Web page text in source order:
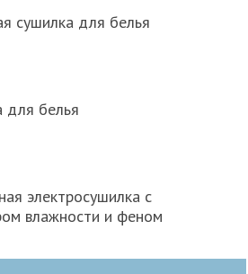
сушилка для белья
для белья
электросушилка с
влажности и феном